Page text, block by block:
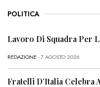
POLITICA
Lavoro Di Squadra Per
REDAZIONE- 7 AGOSTO 2026
Fratelli D’Italia Celebra